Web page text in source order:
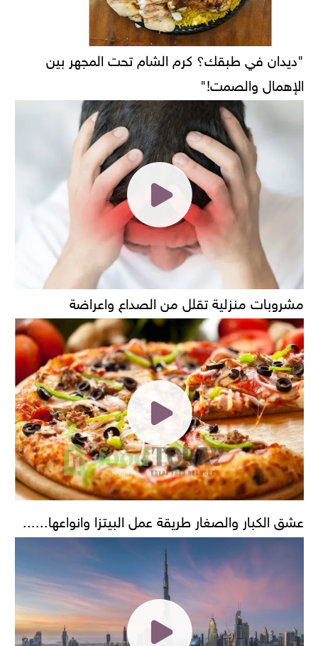
"ديدان في طبقك؟ كرم الشام تحت المجهر بين
الإهمال والصمت!"
مشروبات منزلية تقلل من الصداع واعراضة
عشق الكبار والصغار طريقة عمل البيتزا وانواعها......